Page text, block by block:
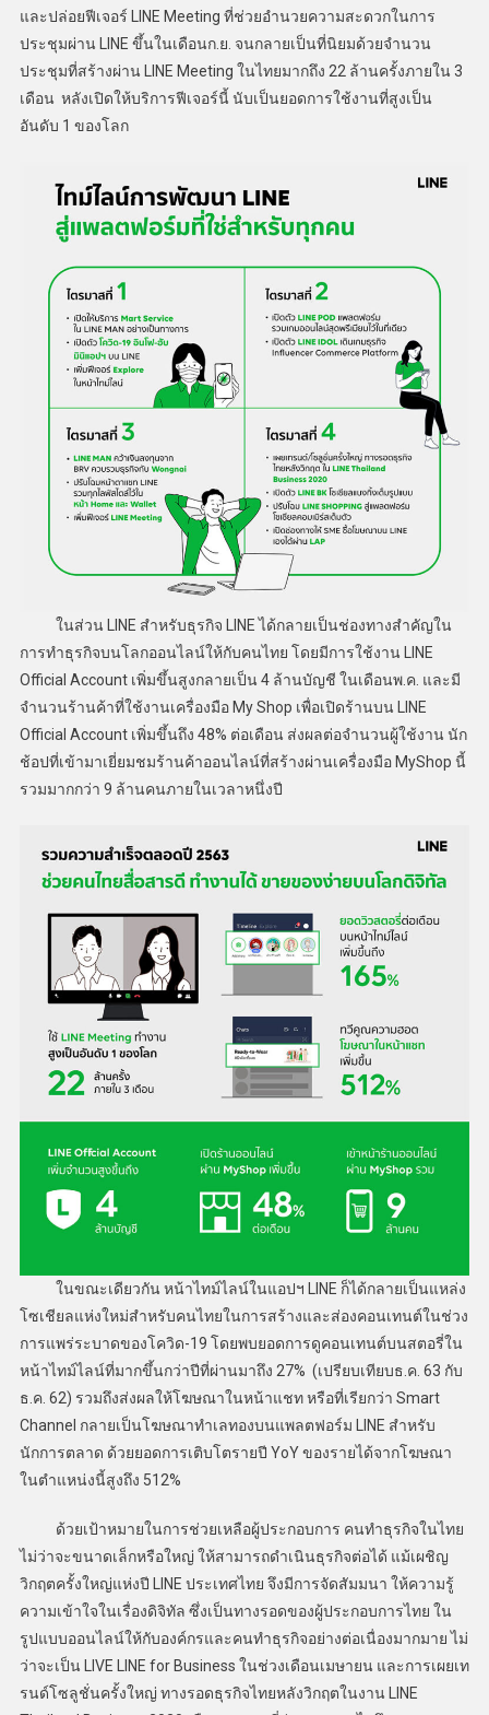
และปล่อยฟีเจอร์ LINE Meeting ที่ช่วยอํานวยความสะดวกในการ
ประชุมผ่าน LINE ขึ้นในเดือนก.ย. จนกลายเป็นที่นิยมด้วยจํานวน
ประชุมที่สร้างผ่าน LINE Meeting ในไทยมากถึง 22 ล้านครั้งภายใน 3
เดือน หลังเปิดให้บริการฟีเจอร์นี้ นับเป็นยอดการใช้งานที่สูงเป็น
อันดับ 1 ของโลก
ในส่วน LINE สำหรับธุรกิจ LINE ได้กลายเป็นช่องทางสำคัญใน
การทำธุรกิจบนโลกออนไลน์ให้กับคนไทย โดยมีการใช้งาน LINE
Official Account เพิ่มขึ้นสูงกลายเป็น 4 ล้านบัญชี ในเดือนพ.ค. และมี
จำนวนร้านค้าที่ใช้งานเครื่องมือ My Shop เพื่อเปิดร้านบน LINE
Official Account เพิ่มขึ้นถึง 48% ต่อเดือน ส่งผลต่อจำนวนผู้ใช้งาน นัก
ช้อปที่เข้ามาเยี่ยมชมร้านค้าออนไลน์ที่สร้างผ่านเครื่องมือ MyShop นี้
รวมมากกว่า 9 ล้านคนภายในเวลาหนึ่งปี
ในขณะเดียวกัน หน้าไทม์ไลน์ในแอปฯ LINE ก็ได้กลายเป็นแหล่ง
โซเชียลแห่งใหม่สำหรับคนไทยในการสร้างและส่องคอนเทนต์ในช่วง
การแพร่ระบาดของโควิด-19 โดยพบยอดการดูคอนเทนต์บนสตอรี่ใน
หน้าไทม์ไลน์ที่มากขึ้นกว่าปีที่ผ่านมาถึง 27% (เปรียบเทียบธ.ค. 63 กับ
ธ.ค. 62) รวมถึงส่งผลให้โฆษณาในหน้าแชท หรือที่เรียกว่า Smart
Channel กลายเป็นโฆษณาทําเลทองบนแพลตฟอร์ม LINE สําหรับ
นักการตลาด ด้วยยอดการเติบโตรายปี YoY ของรายได้จากโฆษณา
ในตำแหน่งนี้สูงถึง 512%
ด้วยเป้าหมายในการช่วยเหลือผู้ประกอบการ คนทำธุรกิจในไทย
ไม่ว่าจะขนาดเล็กหรือใหญ่ ให้สามารถดำเนินธุรกิจต่อได้ แม้เผชิญ
วิกฤตครั้งใหญ่แห่งปี LINE ประเทศไทย จึงมีการจัดสัมมนา ให้ความรู้
ความเข้าใจในเรื่องดิจิทัล ซึ่งเป็นทางรอดของผู้ประกอบการไทย ใน
รูปแบบออนไลน์ให้กับองค์กรและคนทําธุรกิจอย่างต่อเนื่องมากมาย ไม่
ว่าจะเป็น LIVE LINE for Business ในช่วงเดือนเมษายน และการเผยเท
รนด์โซลูชั่นครั้งใหญ่ ทางรอดธุรกิจไทยหลังวิกฤตในงาน LINE